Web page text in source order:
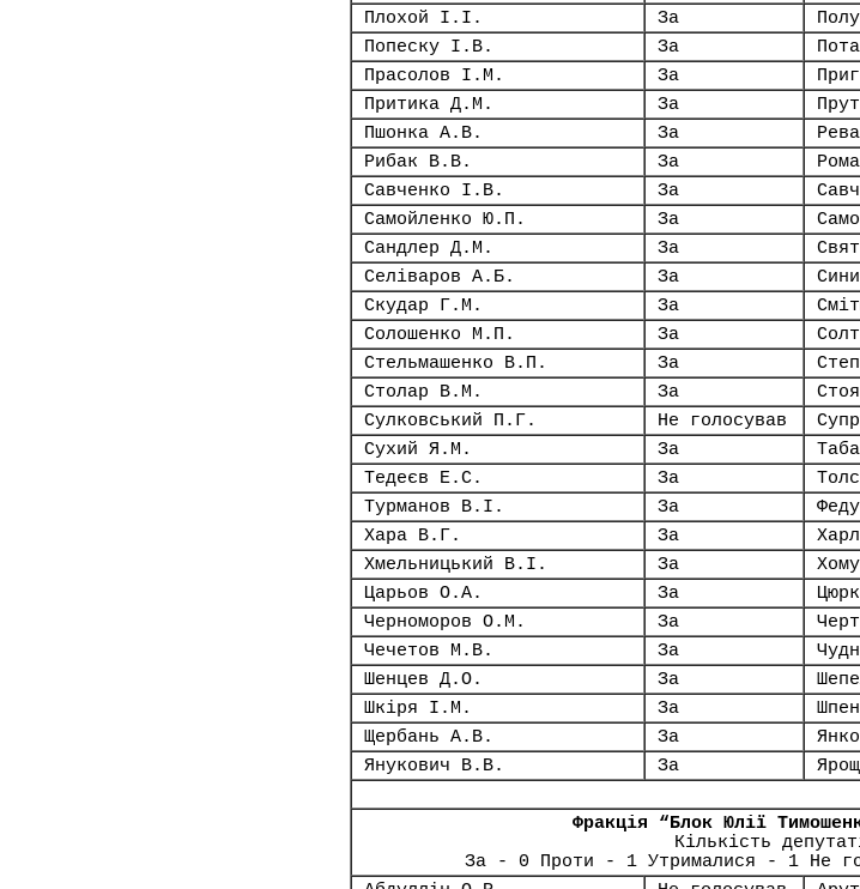
Плохой І.І.
За
Попеску І.В.
За
Прасолов І.М.
За
Притика Д.М.
За
Пшонка А.В.
За
Рибак В.В.
За
Савченко І.В.
За
Самойленко Ю.П.
За
Сандлер Д.М.
За
Селіваров А.Б.
За
Скудар Г.М.
За
Солошенко М.П.
За
Стельмашенко В.П.
За
Столар В.М.
За
Сулковський П.Г.
Не голосував
Сухий Я.М.
За
Тедеєв Е.С.
За
Турманов В.І.
За
Хара В.Г.
За
Хмельницький В.І.
За
Царьов О.А.
За
Черноморов О.М.
За
Чечетов М.В.
За
Шенцев Д.О.
За
Шкіря І.М.
За
Щербань А.В.
За
Янукович В.В.
За
Фракція “Блок Юлії
Кількість
За - 0 Проти - 1 Утрималися - 1 Не